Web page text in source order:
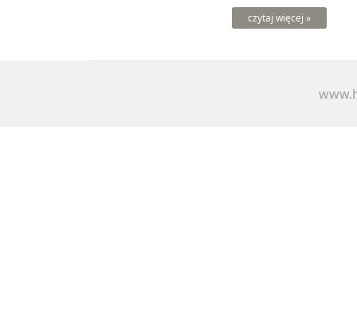
czytaj więcej »